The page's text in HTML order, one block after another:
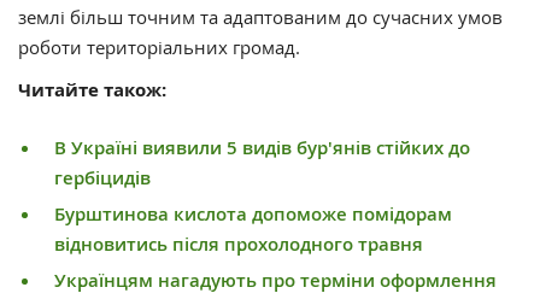
землі більш точним та адаптованим до сучасних умов
роботи територіальних громад.
Читайте також:
В Україні виявили 5 видів бур'янів стійких до
гербіцидів
Бурштинова кислота допоможе помідорам
відновитись після прохолодного травня
Українцям нагадують про терміни оформлення